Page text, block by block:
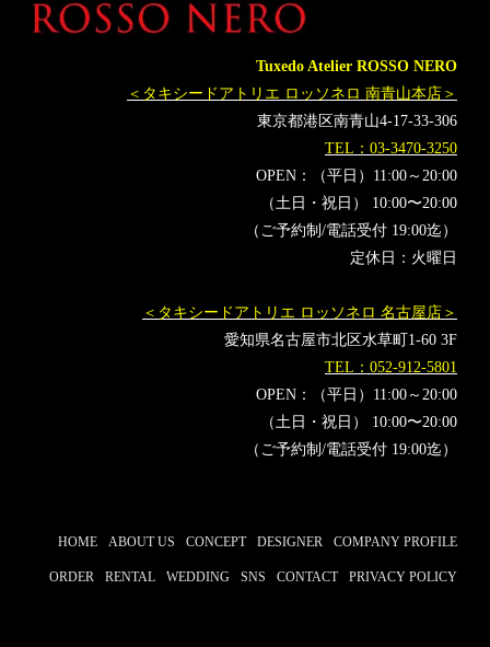
Tuxedo Atelier ROSSO NERO
＜タキシードアトリエ ロッソネロ 南青山本店＞
東京都港区南青山4-17-33-306
TEL：03-3470-3250
OPEN：（平日）11:00～20:00
（土日・祝日） 10:00〜20:00
（ご予約制/電話受付 19:00迄）
定休日：火曜日
＜タキシードアトリエ ロッソネロ 名古屋店＞
愛知県名古屋市北区水草町1-60 3F
TEL：052-912-5801
OPEN：（平日）11:00～20:00
（土日・祝日） 10:00〜20:00
（ご予約制/電話受付 19:00迄）
HOME ABOUT US CONCEPT DESIGNER COMPANY PROFILE
ORDER RENTAL WEDDING SNS CONTACT PRIVACY POLICY